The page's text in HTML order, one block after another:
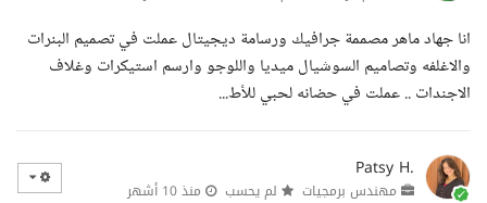
انا جهاد ماهر مصممة جرافيك ورسامة ديجيتال عملت في تصميم البنرات
والاغلفه وتصاميم السوشيال ميديا واللوجو وارسم استيكرات وغلاف
الاجندات .. عملت في حضانه لحبي للأط...
Patsy H.
مهندس برمجيات لم يحسب منذ 10 أشهر